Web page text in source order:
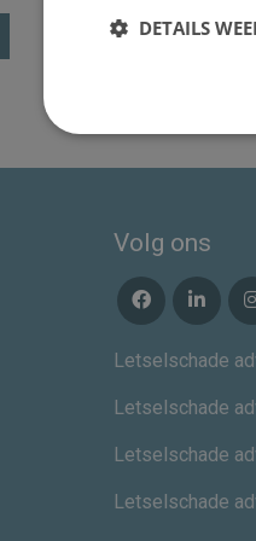
Volg ons
Letselschade
Letselschade
Letselschade
Letselschade
DETAILS